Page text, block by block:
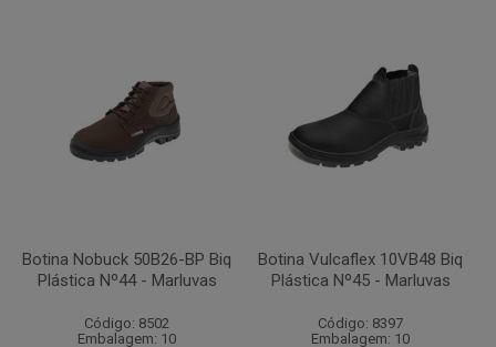
Botina Nobuck 50B26-BP Biq
Plástica Nº44 - Marluvas
Código: 8502
Embalagem: 10
Botina Vulcaflex 10VB48 Biq
Plástica Nº45 - Marluvas
Código: 8397
Embalagem: 10